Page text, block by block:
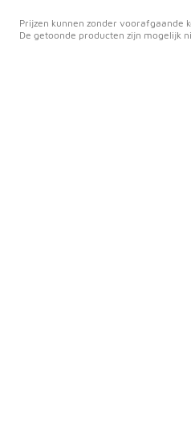
Prijzen kunnen zonder voorafgaande
De getoonde producten zijn mogelijk